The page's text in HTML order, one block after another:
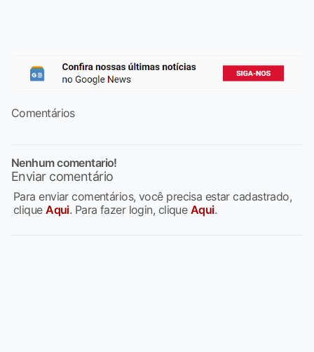
Comentários
Nenhum comentario!
Enviar comentário
Para enviar comentários, você precisa estar cadastrado,
cliqueAqui. Para fazer login, clique Aqui.